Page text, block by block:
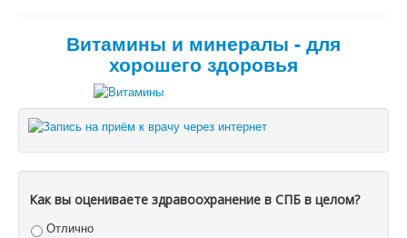
Витамины и минералы - для
хорошего здоровья
Как вы оцениваете здравоохранение в СПБ в целом?
Отлично